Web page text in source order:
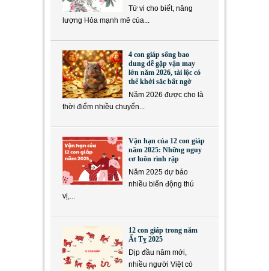
Tử vi cho biết, năng
lượng Hỏa mạnh mẽ của...
4 con giáp sống bao
dung dễ gặp vận may
lớn năm 2026, tài lộc có
thể khởi sắc bất ngờ
Năm 2026 được cho là
thời điểm nhiều chuyển...
Vận hạn của 12 con giáp
năm 2025: Những nguy
cơ luôn rình rập
Năm 2025 dự báo
nhiều biến động thú
vị,...
12 con giáp trong năm
Ất Tỵ 2025
Dịp đầu năm mới,
nhiều người Việt có